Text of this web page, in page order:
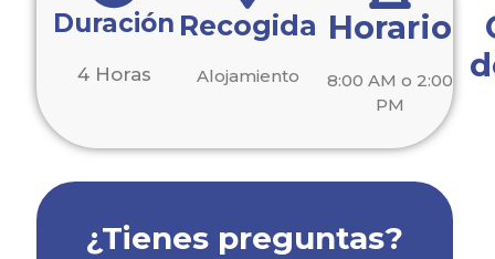
Duración
4 Horas
Recogida
Alojamiento
Horario
8:00 AM o 2:00
PM
¿Tienes preguntas?